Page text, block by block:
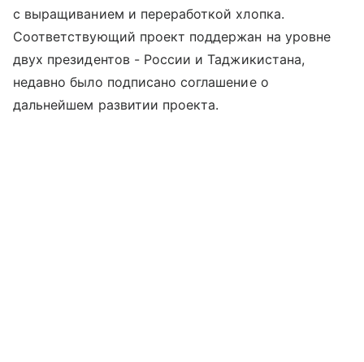
с выращиванием и переработкой хлопка.
Соответствующий проект поддержан на уровне
двух президентов - России и Таджикистана,
недавно было подписано соглашение о
дальнейшем развитии проекта.